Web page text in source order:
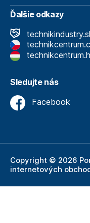
Ďalšie odkazy
Sledujte nás
Facebook
Copyright © 2026
internetových